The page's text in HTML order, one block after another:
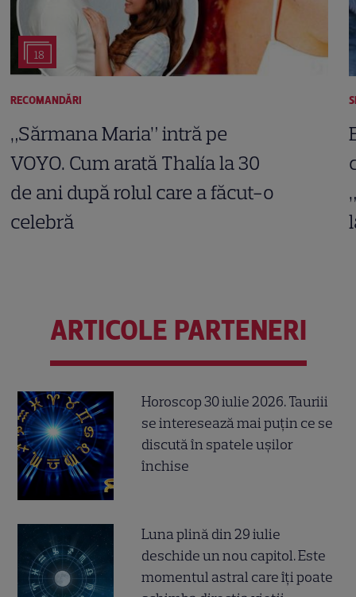
18
RECOMANDĂRI
„Sărmana Maria” intră pe
VOYO. Cum arată Thalía la 30
de ani după rolul care a făcut-o
celebră
ARTICOLE PARTENERI
Horoscop 30 iulie 2026. Tauriii
se interesează mai puțin ce se
discută în spatele ușilor
închise
Luna plină din 29 iulie
deschide un nou capitol. Este
momentul astral care îți poate